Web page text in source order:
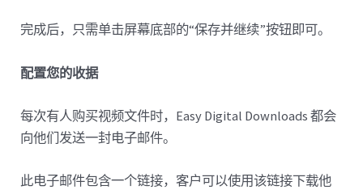
完成后，只需单击屏幕底部的“保存并继续”按钮即可。
配置您的收据
每次有人购买视频文件时，Easy Digital Downloads 都会
向他们发送一封电子邮件。
此电子邮件包含一个链接，客户可以使用该链接下载他